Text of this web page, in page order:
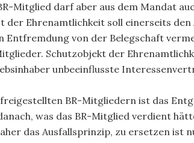
Mitglied darf aber aus dem Mandat
der Ehrenamtlichkeit soll einerseits
Entfremdung von der Belegschaft
Schutzobjekt der
unbeeinflusste
BR-Mitgliedern ist das
was das BR-Mitglied verdient
das Ausfallsprinzip, zu ersetzen ist